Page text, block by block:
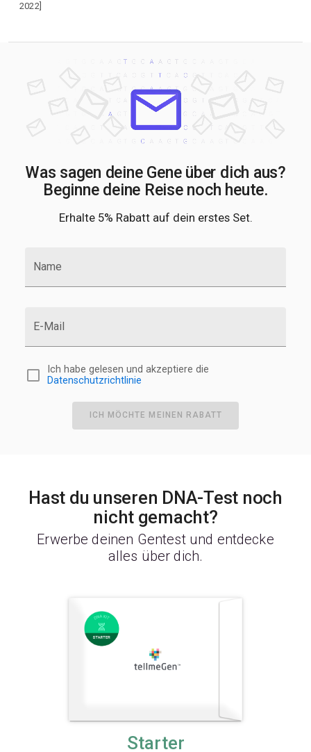
PTRH2
SLAIN1 SLC24A4 SLC25A19 SLC27A2 SLC38A4
VPS9D1 XYLT2
ZFP36L2 ZNF337
2022]
Was sagen deine Gene über dich aus?
Beginne deine Reise noch heute.
Erhalte 5% Rabatt auf dein erstes Set.
Name
E-Mail
Ich habe gelesen und akzeptiere die
Datenschutzrichtlinie
ICH MÖCHTE MEINEN RABATT
Hast du unseren DNA-Test noch
nicht gemacht?
Erwerbe deinen Gentest und entdecke
alles über dich.
Starter